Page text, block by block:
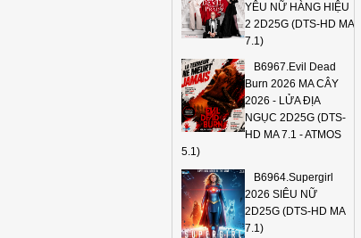
YÊU NỮ HÀNG HIỆU
2 2D25G (DTS-HD MA
7.1)
B6967.Evil Dead
Burn 2026 MA CÂY
2026 - LỬA ĐỊA
NGỤC 2D25G (DTS-
HD MA 7.1 - ATMOS
5.1)
B6964.Supergirl
2026 SIÊU NỮ
2D25G (DTS-HD MA
7.1)